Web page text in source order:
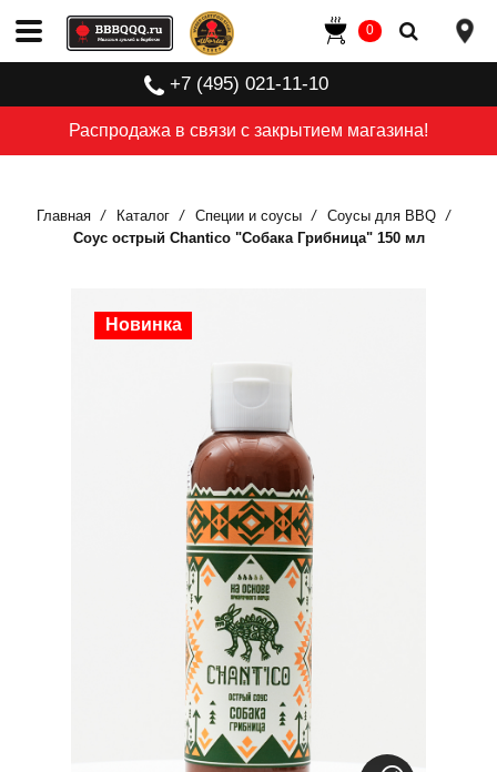
Распродажа в связи с закрытием магазина!
+7 (495) 021-11-10
0
Главная Каталог Специи и соусы
Соусы для BBQ
Соус острый Chantico "Собака Грибница" 150 мл
Новинка
Новинка